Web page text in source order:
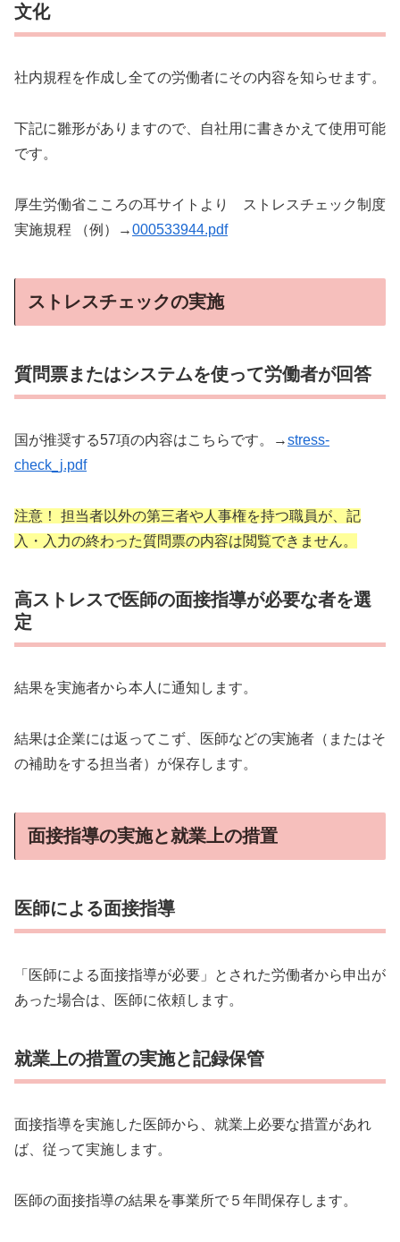
文化
社内規程を作成し全ての労働者にその内容を知らせます。
下記に雛形がありますので、自社用に書きかえて使用可能
です。
厚生労働省こころの耳サイトより ストレスチェック制度
実施規程 （例）→000533944.pdf
ストレスチェックの実施
質問票またはシステムを使って労働者が回答
国が推奨する57項の内容はこちらです。→stress-
check_j.pdf
注意！ 担当者以外の第三者や人事権を持つ職員が、記
入・入力の終わった質問票の内容は閲覧できません。
高ストレスで医師の面接指導が必要な者を選
定
結果を実施者から本人に通知します。
結果は企業には返ってこず、医師などの実施者（またはそ
の補助をする担当者）が保存します。
面接指導の実施と就業上の措置
医師による面接指導
「医師による面接指導が必要」とされた労働者から申出が
あった場合は、医師に依頼します。
就業上の措置の実施と記録保管
面接指導を実施した医師から、就業上必要な措置があれ
ば、従って実施します。
医師の面接指導の結果を事業所で５年間保存します。